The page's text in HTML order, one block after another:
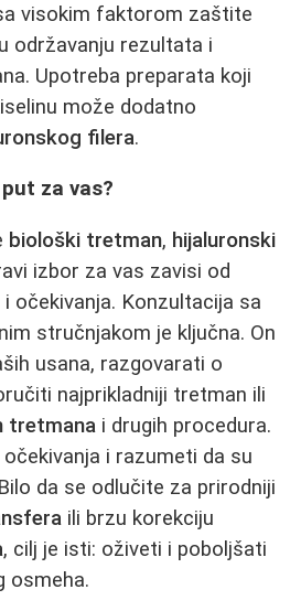
visokim faktorom zaštite
održavanju rezultata i
Upotreba preparata koji
može dodatno
filera.
za vas?
biološki tretman, hijaluronski
izbor za vas zavisi od
očekivanja. Konzultacija sa
stručnjakom je ključna. On
usana, razgovarati o
najprikladniji tretman ili
tretmana i drugih procedura.
i razumeti da su
da se odlučite za prirodniji
ili brzu korekciju
, cilj je isti: oživeti i poboljšati
osmeha.